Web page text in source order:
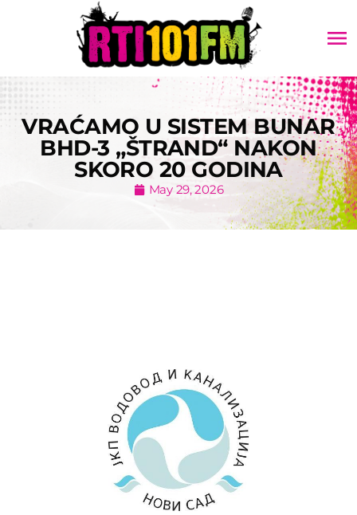
menu
VRAĆAMO U SISTEM BUNAR
BHD-3 „ŠTRAND“ NAKON
SKORO 20 GODINA
May 29, 2026